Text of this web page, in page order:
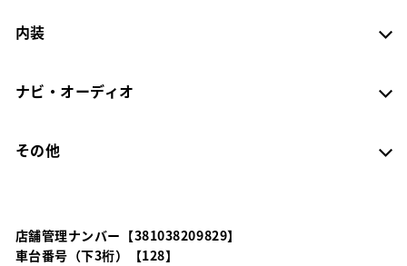
内装
ナビ・オーディオ
その他
店舗管理ナンバー【381038209829】
車台番号（下3桁）【128】